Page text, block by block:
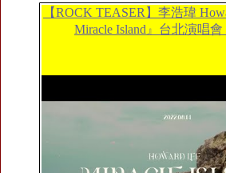
【ROCK TEASER】李浩瑋
Miracle Island』台北演唱會